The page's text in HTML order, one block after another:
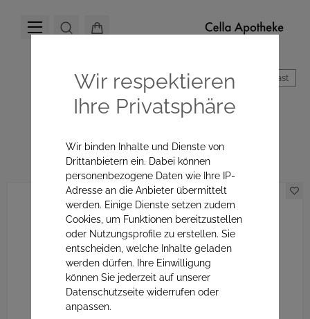
Hoher Kontrast
Allergenfrei
Wir respektieren
Ihre Privatsphäre
Wir binden Inhalte und Dienste von
Drittanbietern ein. Dabei können
personenbezogene Daten wie Ihre IP-
Adresse an die Anbieter übermittelt
werden. Einige Dienste setzen zudem
Cookies, um Funktionen bereitzustellen
oder Nutzungsprofile zu erstellen. Sie
entscheiden, welche Inhalte geladen
werden dürfen. Ihre Einwilligung
können Sie jederzeit auf unserer
Datenschutzseite widerrufen oder
anpassen.